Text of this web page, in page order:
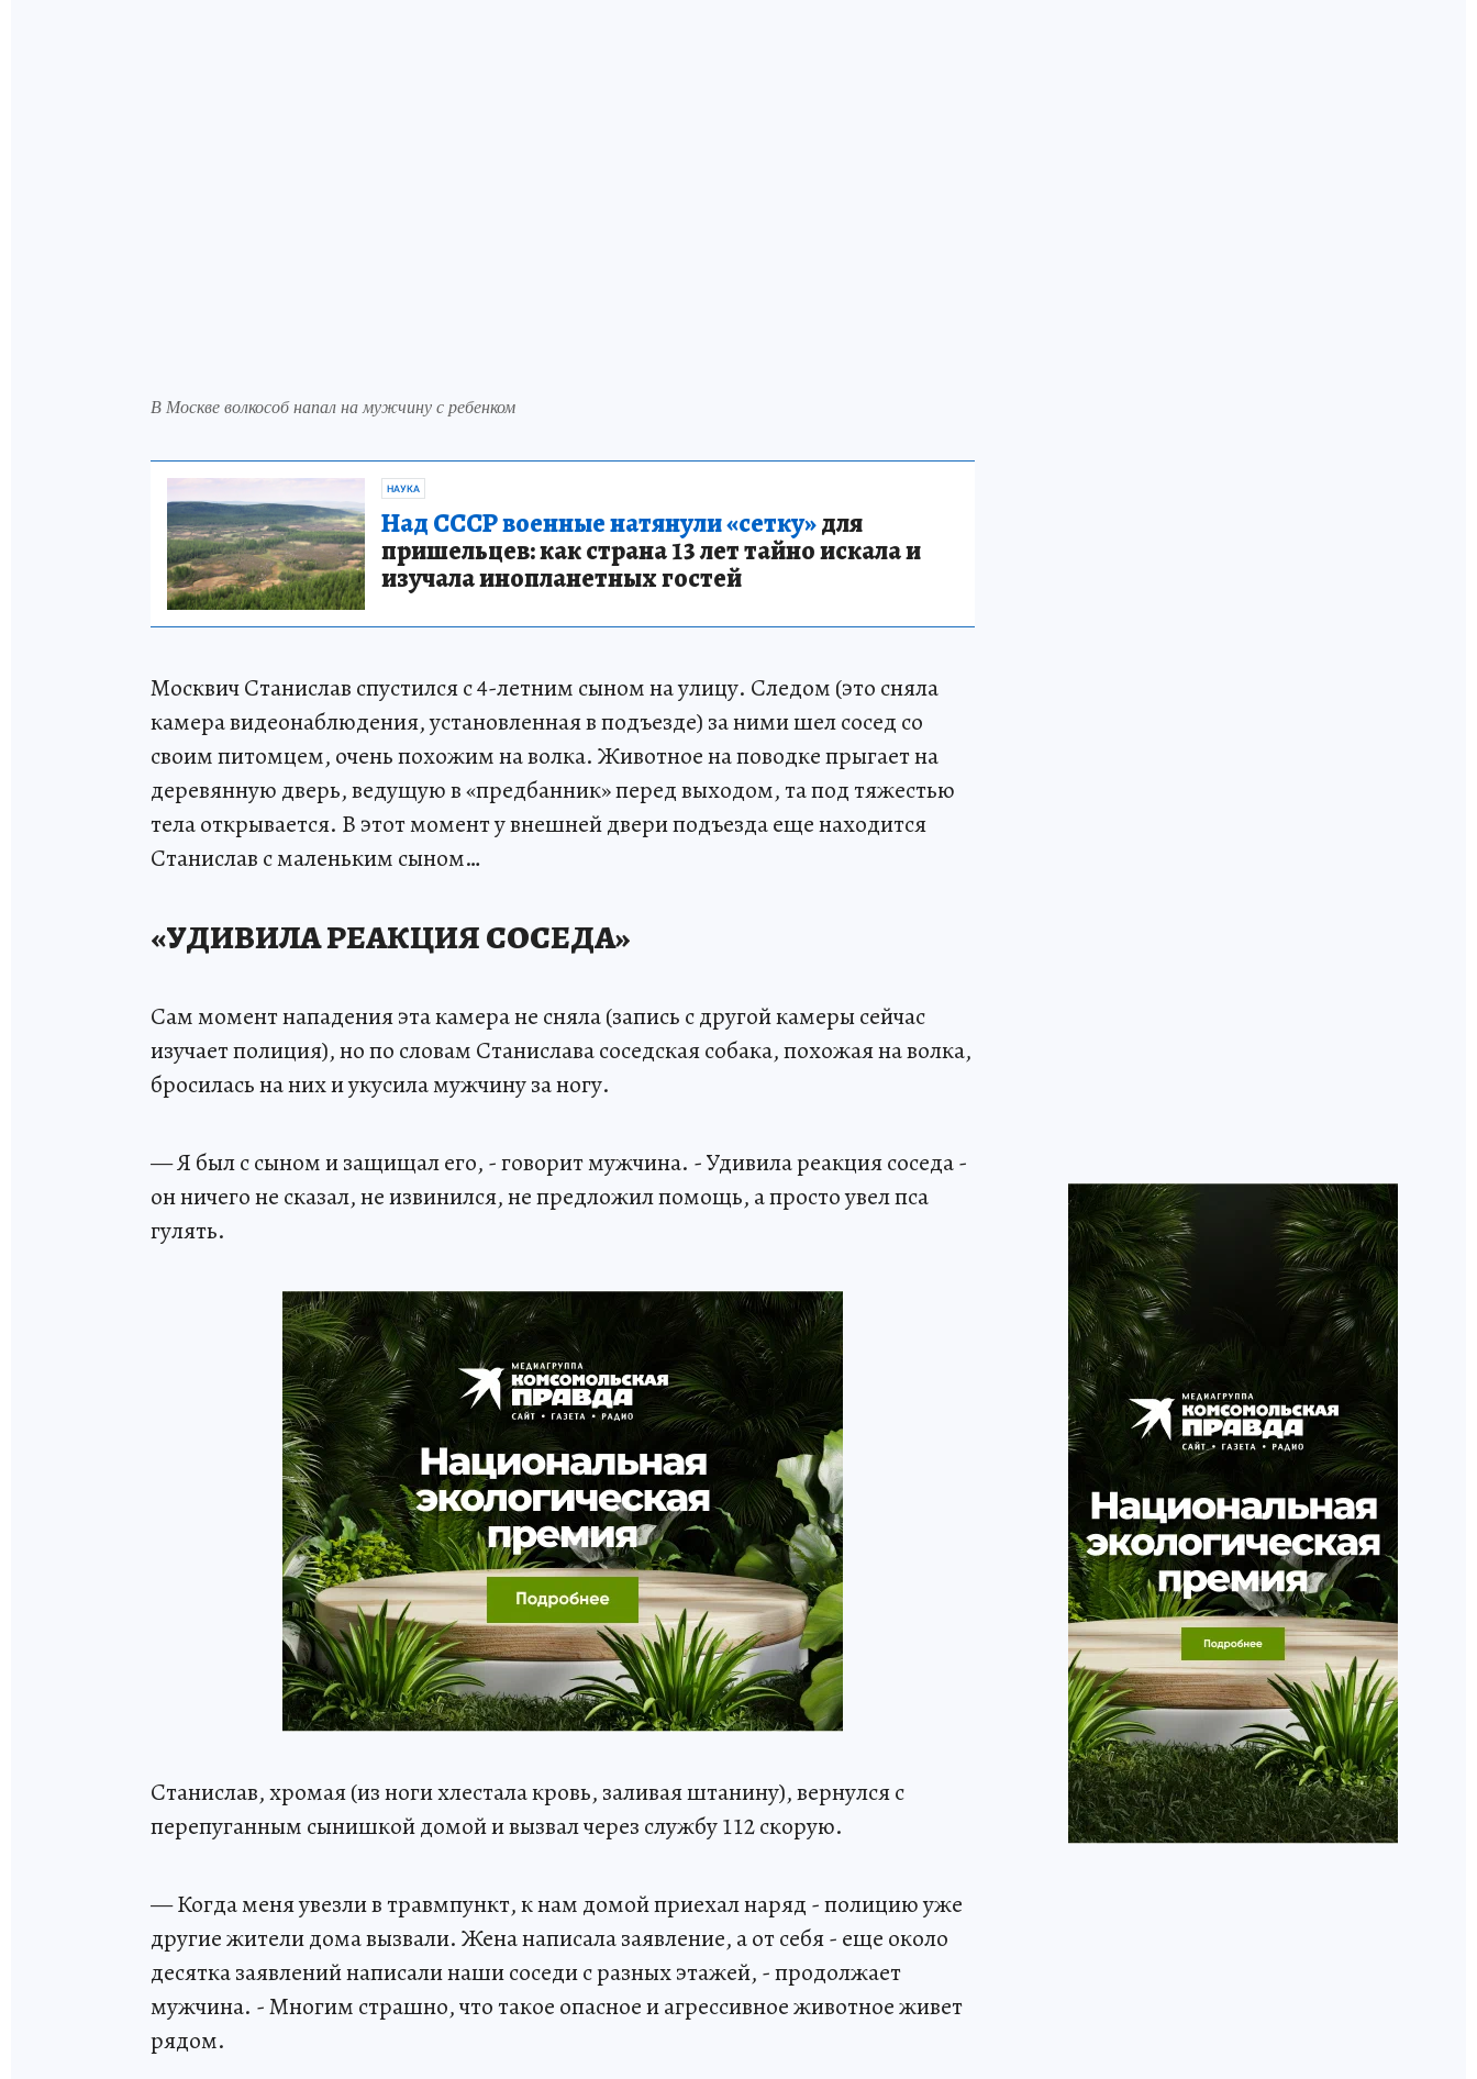
В Москве волкособ напал на мужчину с ребенком
НАУКА
Над СССР военные натянули «сетку»для
пришельцев: как страна 13 лет тайно искала и
изучала инопланетных гостей
Москвич Станислав спустился с 4-летним сыном на улицу. Следом (это сняла
камера видеонаблюдения, установленная в подъезде) за ними шел сосед со
своим питомцем, очень похожим на волка. Животное на поводке прыгает на
деревянную дверь, ведущую в «предбанник» перед выходом, та под тяжестью
тела открывается. В этот момент у внешней двери подъезда еще находится
Станислав с маленьким сыном…
«УДИВИЛА РЕАКЦИЯ СОСЕДА»
Сам момент нападения эта камера не сняла (запись с другой камеры сейчас
изучает полиция), но по словам Станислава соседская собака, похожая на волка,
бросилась на них и укусила мужчину за ногу.
— Я был с сыном и защищал его, - говорит мужчина. - Удивила реакция соседа -
он ничего не сказал, не извинился, не предложил помощь, а просто увел пса
гулять.
Станислав, хромая (из ноги хлестала кровь, заливая штанину), вернулся с
перепуганным сынишкой домой и вызвал через службу 112 скорую.
— Когда меня увезли в травмпункт, к нам домой приехал наряд - полицию уже
другие жители дома вызвали. Жена написала заявление, а от себя - еще около
десятка заявлений написали наши соседи с разных этажей, - продолжает
мужчина. - Многим страшно, что такое опасное и агрессивное животное живет
рядом.